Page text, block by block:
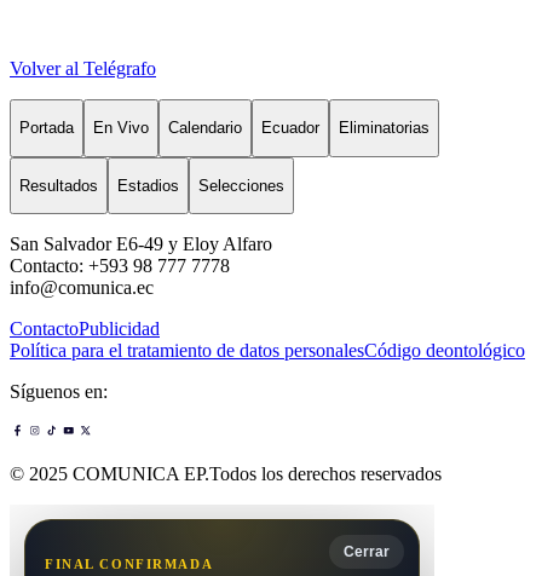
Volver al Telégrafo
Portada En Vivo Calendario Ecuador Eliminatorias
Resultados Estadios Selecciones
San Salvador E6-49 y Eloy Alfaro
Contacto: +593 98 777 7778
info@comunica.ec
ContactoPublicidad
Política para el tratamiento de datos personalesCódigo deontológico
Síguenos en:
© 2025 COMUNICA EP.Todos los derechos reservados
Cerrar
FINAL CONFIRMADA